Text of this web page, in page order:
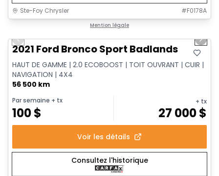
Ste-Foy Chrysler #F0178A
Mention légale
Previous slide Next
2021 Ford Bronco Sport Badlands
HAUT DE GAMME | 2.0 ECOBOOST | TOIT OUVRANT | CUIR |
NAVIGATION | 4X4
56 500 km
Par semaine + tx
100$
+ tx
27 000$
Voir les détails
Consultez l'historique